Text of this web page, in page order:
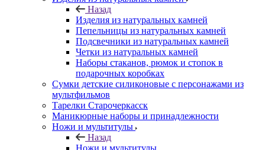
Назад
Изделия из натуральных камней
Пепельницы из натуральных камней
Подсвечники из натуральных камней
Четки из натуральных камней
Наборы стаканов, рюмок и стопок в
подарочных коробках
Сумки детские силиконовые с персонажами из
мультфильмов
Тарелки Старочеркасск
Маникюрные наборы и принадлежности
Ножи и мультитулы
Назад
Ножи и мультитулы